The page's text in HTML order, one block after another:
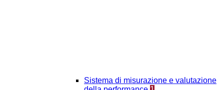
Sistema di misurazione e valutazione